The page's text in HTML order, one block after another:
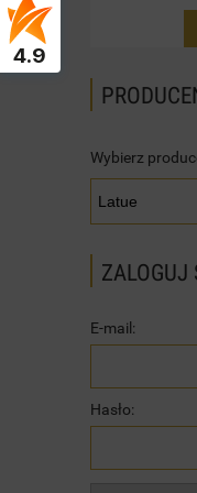
Wybierz
ZALOGUJ
E-mail:
Hasło:
4.9